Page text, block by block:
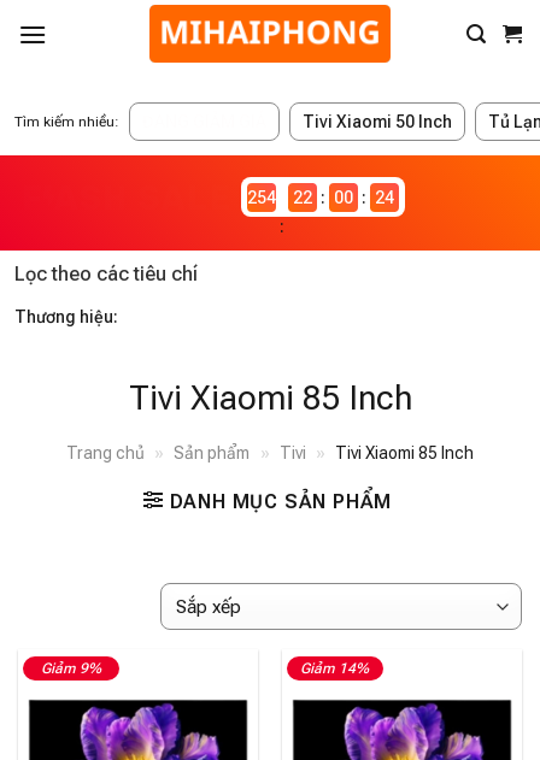
Tìm kiếm nhiều: Tivi Xiaomi 50 Inch Tủ
2546982
22 00 24
Lọc theo các tiêu chí
Thương hiệu:
Tivi Xiaomi 85 Inch
Trang chủ » Sản phẩm » Tivi » Tivi Xiaomi 85 Inch
DANH MỤC SẢN PHẨM
Giảm 9% Giảm 14%